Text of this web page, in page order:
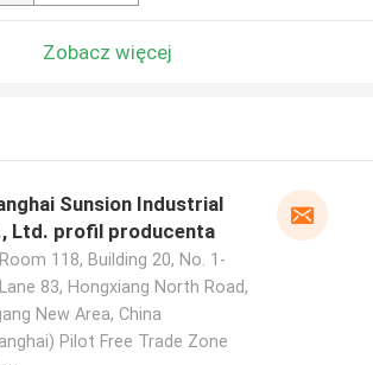
Zobacz więcej
Sunsion Industrial
Ltd. profil producenta
Room 118, Building 20, No. 1-
83, Hongxiang North Road,
New Area, China
Pilot Free Trade Zone